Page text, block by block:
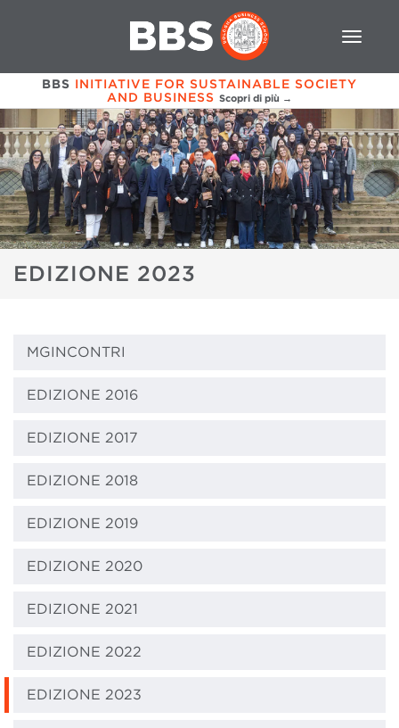
BBS INITIATIVE FOR SUSTAINABLE SOCIETY
AND BUSINESS Scopri di più →
EDIZIONE 2023
MGINCONTRI
EDIZIONE 2016
EDIZIONE 2017
EDIZIONE 2018
EDIZIONE 2019
EDIZIONE 2020
EDIZIONE 2021
EDIZIONE 2022
EDIZIONE 2023